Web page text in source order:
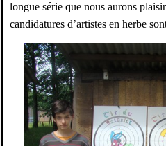
longue série que nous aurons
candidatures d’artistes en herbe